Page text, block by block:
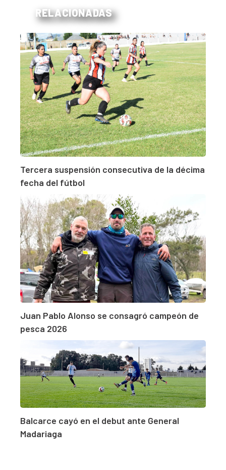
RELACIONADAS
Tercera suspensión consecutiva de la décima
fecha del fútbol
Juan Pablo Alonso se consagró campeón de
pesca 2026
Balcarce cayó en el debut ante General
Madariaga